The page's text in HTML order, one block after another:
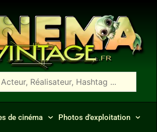
de cinéma Photos d’exploitation